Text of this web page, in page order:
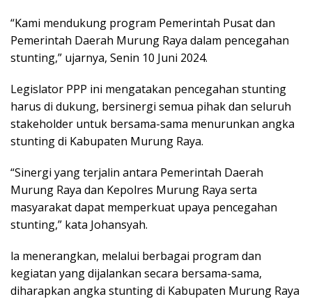
“Kami mendukung program Pemerintah Pusat dan
Pemerintah Daerah Murung Raya dalam pencegahan
stunting,” ujarnya, Senin 10 Juni 2024.
Legislator PPP ini mengatakan pencegahan stunting
harus di dukung, bersinergi semua pihak dan seluruh
stakeholder untuk bersama-sama menurunkan angka
stunting di Kabupaten Murung Raya.
“Sinergi yang terjalin antara Pemerintah Daerah
Murung Raya dan Kepolres Murung Raya serta
masyarakat dapat memperkuat upaya pencegahan
stunting,” kata Johansyah.
la menerangkan, melalui berbagai program dan
kegiatan yang dijalankan secara bersama-sama,
diharapkan angka stunting di Kabupaten Murung Raya